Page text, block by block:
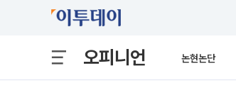
오피니언 논현논단